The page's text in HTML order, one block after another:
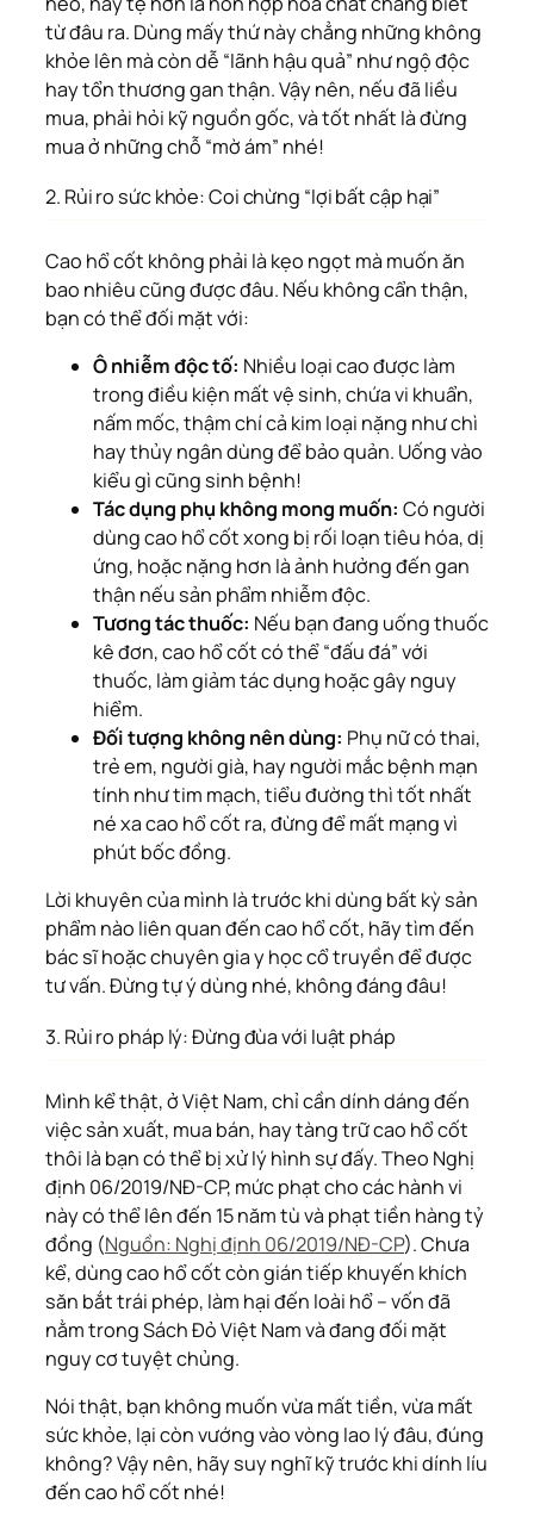
từ đâu ra. Dùng mấy thứ này chẳng những không
khỏe lên mà còn dễ “lãnh hậu quả” như ngộ độc
hay tổn thương gan thận. Vậy nên, nếu đã liều
mua, phải hỏi kỹ nguồn gốc, và tốt nhất là đừng
mua ở những chỗ “mờ ám” nhé!
2. Rủi ro sức khỏe: Coi chừng “lợi bất cập hại”
Cao hổ cốt không phải là kẹo ngọt mà muốn ăn
bao nhiêu cũng được đâu. Nếu không cẩn thận,
bạn có thể đối mặt với:
Ô nhiễm độc tố: Nhiều loại cao được làm
trong điều kiện mất vệ sinh, chứa vi khuẩn,
nấm mốc, thậm chí cả kim loại nặng như chì
hay thủy ngân dùng để bảo quản. Uống vào
kiểu gì cũng sinh bệnh!
Tác dụng phụ không mong muốn: Có người
dùng cao hổ cốt xong bị rối loạn tiêu hóa, dị
ứng, hoặc nặng hơn là ảnh hưởng đến gan
thận nếu sản phẩm nhiễm độc.
Tương tác thuốc: Nếu bạn đang uống thuốc
kê đơn, cao hổ cốt có thể “đấu đá” với
thuốc, làm giảm tác dụng hoặc gây nguy
hiểm.
Đối tượng không nên dùng: Phụ nữ có thai,
trẻ em, người già, hay người mắc bệnh mạn
tính như tim mạch, tiểu đường thì tốt nhất
né xa cao hổ cốt ra, đừng để mất mạng vì
phút bốc đồng.
Lời khuyên của mình là trước khi dùng bất kỳ sản
phẩm nào liên quan đến cao hổ cốt, hãy tìm đến
bác sĩ hoặc chuyên gia y học cổ truyền để được
tư vấn. Đừng tự ý dùng nhé, không đáng đâu!
3. Rủi ro pháp lý: Đừng đùa với luật pháp
Mình kể thật, ở Việt Nam, chỉ cần dính dáng đến
việc sản xuất, mua bán, hay tàng trữ cao hổ cốt
thôi là bạn có thể bị xử lý hình sự đấy. Theo Nghị
định 06/2019/NĐ-CP, mức phạt cho các hành vi
này có thể lên đến 15 năm tù và phạt tiền hàng tỷ
đồng (Nguồn: Nghị định 06/2019/NĐ-CP). Chưa
kể, dùng cao hổ cốt còn gián tiếp khuyến khích
săn bắt trái phép, làm hại đến loài hổ – vốn đã
nằm trong Sách Đỏ Việt Nam và đang đối mặt
nguy cơ tuyệt chủng.
Nói thật, bạn không muốn vừa mất tiền, vừa mất
sức khỏe, lại còn vướng vào vòng lao lý đâu, đúng
không? Vậy nên, hãy suy nghĩ kỹ trước khi dính líu
đến cao hổ cốt nhé!